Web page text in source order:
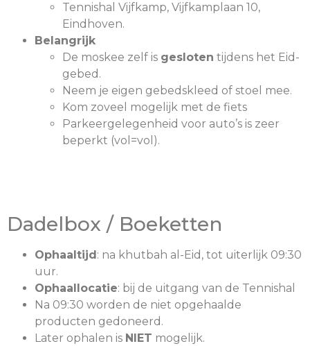
Tennishal Vijfkamp, Vijfkamplaan 10,
Eindhoven.
Belangrijk
De moskee zelf is gesloten tijdens het Eid-
gebed.
Neem je eigen gebedskleed of stoel mee.
Kom zoveel mogelijk met de fiets
Parkeergelegenheid voor auto’s is zeer
beperkt (vol=vol).
Dadelbox / Boeketten
Ophaaltijd : na khutbah al-Eid, tot uiterlijk 09:30
uur.
Ophaallocatie: bij de uitgang van de Tennishal
Na 09:30 worden de niet opgehaalde
producten gedoneerd.
Later ophalen is NIET mogelijk.